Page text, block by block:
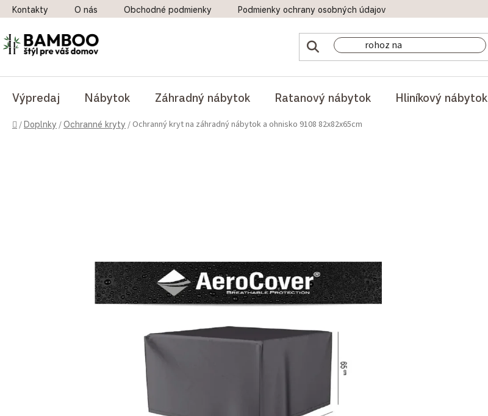
Prejsť na obsah
Kontakty O nás Obchodné podmienky Podmienky ochrany osobných údajov
Výpredaj Nábytok Záhradný nábytok Ratanový nábytok Hliníkový nábytok
Domov
/Doplnky /Ochranné kryty / Ochranný kryt na záhradný nábytok a ohnisko 9108 82x82x65cm